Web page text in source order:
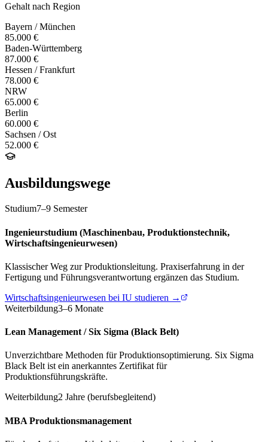
Gehalt nach Region
Bayern / München
85.000 €
Baden-Württemberg
87.000 €
Hessen / Frankfurt
78.000 €
NRW
65.000 €
Berlin
60.000 €
Sachsen / Ost
52.000 €
Ausbildungswege
Studium7–9 Semester
Ingenieurstudium (Maschinenbau, Produktionstechnik,
Wirtschaftsingenieurwesen)
Klassischer Weg zur Produktionsleitung. Praxiserfahrung in der
Fertigung und Führungsverantwortung ergänzen das Studium.
Wirtschaftsingenieurwesen bei IU studieren →
Weiterbildung3–6 Monate
Lean Management / Six Sigma (Black Belt)
Unverzichtbare Methoden für Produktionsoptimierung. Six Sigma
Black Belt ist ein anerkanntes Zertifikat für
Produktionsführungskräfte.
Weiterbildung2 Jahre (berufsbegleitend)
MBA Produktionsmanagement